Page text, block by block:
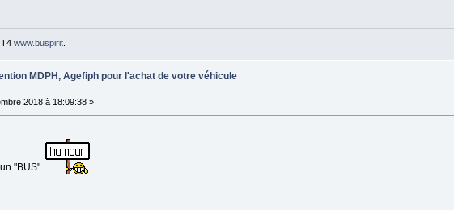
www.buspirit.
MDPH, Agefiph pour l'achat de votre véhicule
2018 à 18:09:38 »
"BUS"